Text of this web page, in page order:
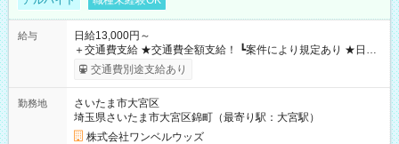
給与
日給13,000円～
＋交通費支給 ★交通費全額支給！ ┗案件により規定あり ★日払
いOK！（規定あり） ┗働いたその日に現金GET♪ お仕事後はコ
ンビニATMから 日払い分を引き落とせます！ 【試用期間】試
交通費別途支給あり
勤務地
さいたま市大宮区
埼玉県さいたま市大宮区錦町（最寄り駅：大宮駅）
株式会社ワンベルウッズ